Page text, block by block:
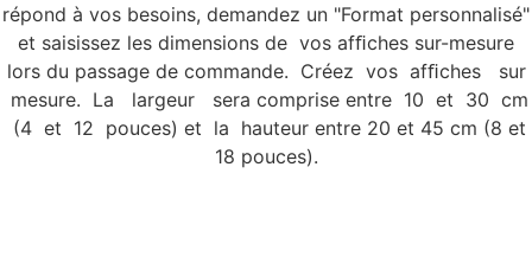
répond à vos besoins, demandez un "Format personnalisé"
et saisissez les dimensions de vos afﬁches sur-mesure
lors du passage de commande. Créez vos afﬁches sur
mesure. La largeur sera comprise entre 10 et 30 cm
(4 et 12 pouces) et la hauteur entre 20 et 45 cm (8 et
18 pouces).